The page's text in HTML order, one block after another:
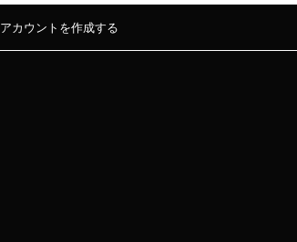
アカウントを作成する